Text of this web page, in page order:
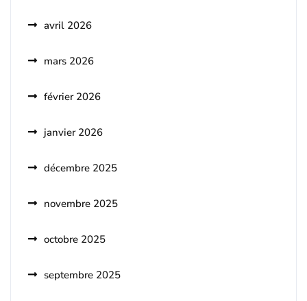
avril 2026
mars 2026
février 2026
janvier 2026
décembre 2025
novembre 2025
octobre 2025
septembre 2025